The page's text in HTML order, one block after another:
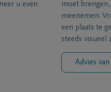
u even
moet
meenemen.
een plaats te
steeds visueel
Advies